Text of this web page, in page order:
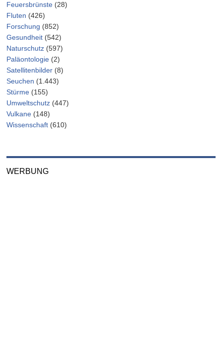
Feuersbrünste (28)
Fluten (426)
Forschung (852)
Gesundheit (542)
Naturschutz (597)
Paläontologie (2)
Satellitenbilder (8)
Seuchen (1.443)
Stürme (155)
Umweltschutz (447)
Vulkane (148)
Wissenschaft (610)
WERBUNG